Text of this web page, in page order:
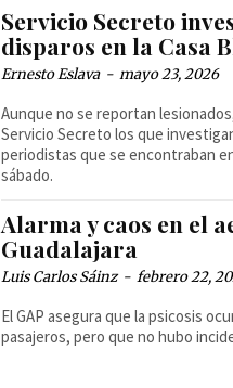
Servicio Secreto
disparos en la Casa
Ernesto Eslava - mayo 23, 2026
Aunque no se reportan
Servicio Secreto los que
periodistas que se encontraban
sábado.
Alarma y caos en el
Guadalajara
Luis Carlos Sáinz - febrero 22,
El GAP asegura que la psicosis
pasajeros, pero que no hubo